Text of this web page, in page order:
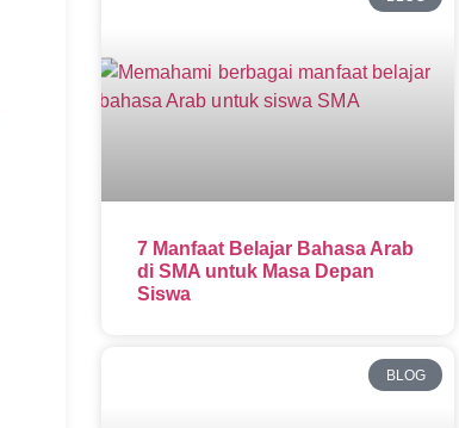
7 Manfaat Belajar Bahasa Arab
di SMA untuk Masa Depan
Siswa
BLOG